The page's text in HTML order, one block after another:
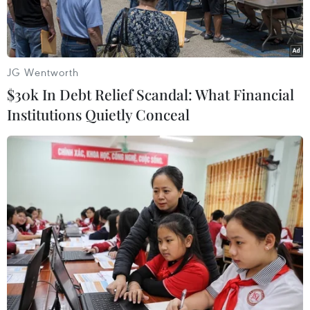
Một em bé bị chứng đầu nhỏ liên quan tới virus Zika tại Marica,
bang Rio de Janeiro, Brazil. (Nguồn: THX/TTXVN)
Tạp chí y học The Lancet ngày 15/9 đăng tải
khuyến cáo của các nhà khoa học Anh và Brazil
nhấn mạnh thế giới cần chuẩn bị sẵn sàng để
đối phó với dịch bệnh đầu nhỏ xảy ra toàn cầu
JG Wentworth
$30k In Debt Relief Scandal: What Financial
Institutions Quietly Conceal